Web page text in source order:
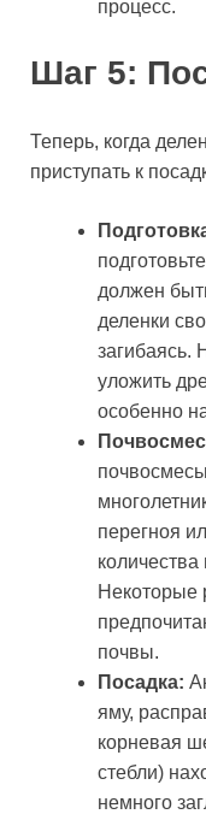
процесс.
Шаг 5:
Теперь, когда
приступать к
должен
деленки
загибаясь.
уложить
особенно
перегноя
Некоторые
почвы.
Посадка:
яму,
корневая
стебли)
немного